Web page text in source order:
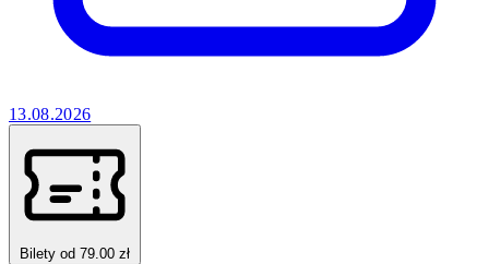
13.08.2026
Bilety od 79.00 zł